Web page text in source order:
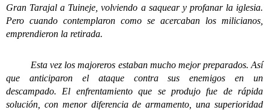
Gran Tarajal a Tuineje, volviendo a saquear y profanar la iglesia.
Pero cuando contemplaron como se acercaban los milicianos,
emprendieron la retirada.
Esta vez los majoreros estaban mucho mejor preparados. Así
que anticiparon el ataque contra sus enemigos en un
descampado. El enfrentamiento que se produjo fue de rápida
solución, con menor diferencia de armamento, una superioridad